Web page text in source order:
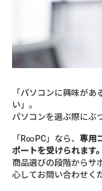
「パソコンに興味が
い」。
パソコンを選ぶ際にぶ
「R∞PC」なら、 専用
ポートを受けられます。
商品選びの段階からサ
心してお問い合わせく